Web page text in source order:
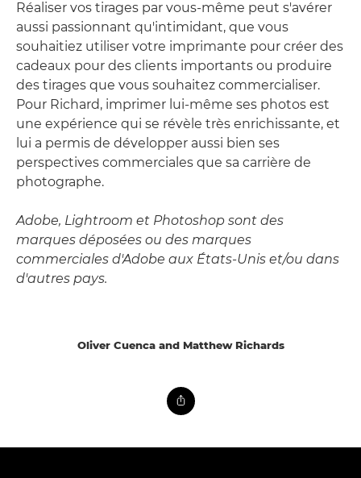
Réaliser vos tirages par vous-même peut s'avérer
aussi passionnant qu'intimidant, que vous
souhaitiez utiliser votre imprimante pour créer des
cadeaux pour des clients importants ou produire
des tirages que vous souhaitez commercialiser.
Pour Richard, imprimer lui-même ses photos est
une expérience qui se révèle très enrichissante, et
lui a permis de développer aussi bien ses
perspectives commerciales que sa carrière de
photographe.
Adobe, Lightroom et Photoshop sont des
marques déposées ou des marques
commerciales d'Adobe aux États-Unis et/ou dans
d'autres pays.
Oliver Cuenca and Matthew Richards